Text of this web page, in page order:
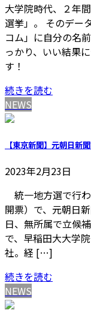
大学院時代、２年
選挙」。 そのデー
コム」に自分の名
っかり、いい結果
す！
続きを読む
NEWS
【東京新聞】元朝日
2023年2月23日
統一地方選で行
開票）で、元朝日
日、無所属で立候
で、早稲田大大学
社。経 […]
続きを読む
NEWS